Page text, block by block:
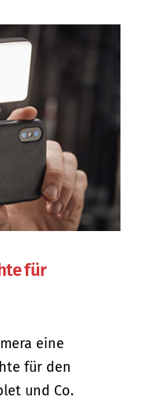
für
eine
für den
und Co.